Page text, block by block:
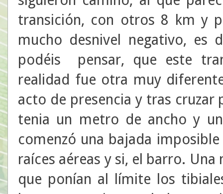
transición, con otros 8 km y
mucho desnivel negativo, es
podéis pensar, que este
realidad fue otra muy
acto de presencia y tras
tenia un metro de ancho y
comenzó una bajada
raíces aéreas y si, el barro.
que ponían al límite los